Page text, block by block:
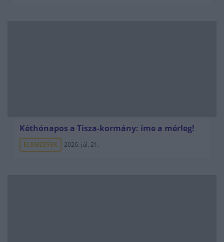
Kéthónapos a Tisza-kormány: íme a mérleg!
ELEMZÉSEK 2026. júl. 21.